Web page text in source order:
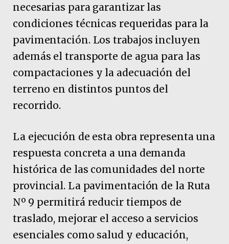
necesarias para garantizar las
condiciones técnicas requeridas para la
pavimentación. Los trabajos incluyen
además el transporte de agua para las
compactaciones y la adecuación del
terreno en distintos puntos del
recorrido.
La ejecución de esta obra representa una
respuesta concreta a una demanda
histórica de las comunidades del norte
provincial. La pavimentación de la Ruta
Nº 9 permitirá reducir tiempos de
traslado, mejorar el acceso a servicios
esenciales como salud y educación,